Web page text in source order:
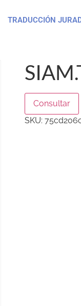
TRADUCCIÓN
Consultar
SKU: